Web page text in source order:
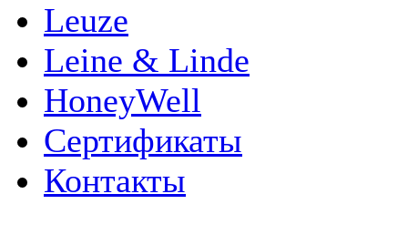
Leuze
Leine & Linde
HoneyWell
Сертификаты
Контакты